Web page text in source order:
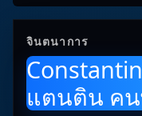
จินตนาการ
แตนติน ค